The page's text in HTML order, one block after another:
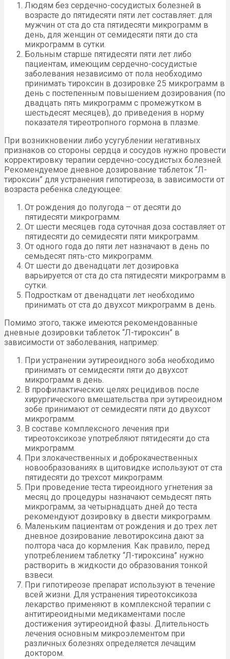
Людям без сердечно-сосудистых болезней в
возрасте до пятидесяти пяти лет составляет: для
мужчин от ста до ста пятидесяти микрограмм в
день, для женщин от семидесяти пяти до ста
микрограмм в сутки.
Больным старше пятидесяти пяти лет либо
пациентам, имеющим сердечно-сосудистые
заболевания независимо от пола необходимо
принимать тироксин в дозировке 25 микрограмм в
день с постепенным повышением дозирования (по
двадцать пять микрограмм с промежутком в
шестьдесят месяцев), до приведения в норму
показателя тиреотропного гормона в плазме.
При возникновении либо усугублении негативных
признаков со стороны сердца и сосудов нужно провести
корректировку терапии сердечно-сосудистых болезней.
Рекомендуемое дневное дозирование таблеток “Л-
тироксин” для устранения гипотиреоза, в зависимости от
возраста ребенка следующее:
От рождения до полугода – от десяти до
пятидесяти микрограмм.
От шести месяцев года суточная доза составляет от
пятидесяти до семидесяти пяти микрограмм.
От одного года до пяти лет назначают в день по
семьдесят пять-сто микрограмм.
От шести до двенадцати лет дозировка
варьируется от ста до ста пятидесяти микрограмм в
сутки.
Подросткам от двенадцати лет необходимо
принимать от ста до двухсот микрограмм в день.
Помимо этого, также имеются рекомендованные
дневные дозировки таблеток “Л-тироксин” в
зависимости от заболевания, например:
При устранении эутиреоидного зоба необходимо
принимать от семидесяти пяти до двухсот
микрограмм в день.
В профилактических целях рецидивов после
хирургического вмешательства при эутиреоидном
зобе принимают от семидесяти пяти до двухсот
микрограмм.
В составе комплексного лечения при
тиреотоксикозе употребляют пятидесяти до ста
микрограмм.
При злокачественных и доброкачественных
новообразованиях в щитовидке используют от ста
пятидесяти до трехсот микрограмм.
При проведение теста тиреоидного угнетения за
месяц до процедуры назначают семьдесят пять
микрограмм, за четырнадцать дней до теста
рекомендуют дозировку в двести микрограмм.
Маленьким пациентам от рождения и до трех лет
дневное дозирование левотироксина дают за
полтора часа до кормления. Как правило, перед
употреблением таблетку “Л-тироксина” нужно
растворить в жидкости до образования тонкой
взвеси.
При гипотиреозе препарат используют в течение
всей жизни. Для устранения тиреотоксикоза
лекарство применяют в комплексной терапии с
антитиреоидными медикаментами после
достижения эутиреоидной фазы. Длительность
лечения основным микроэлементом при
различных болезнях определяется лечащим
доктором.